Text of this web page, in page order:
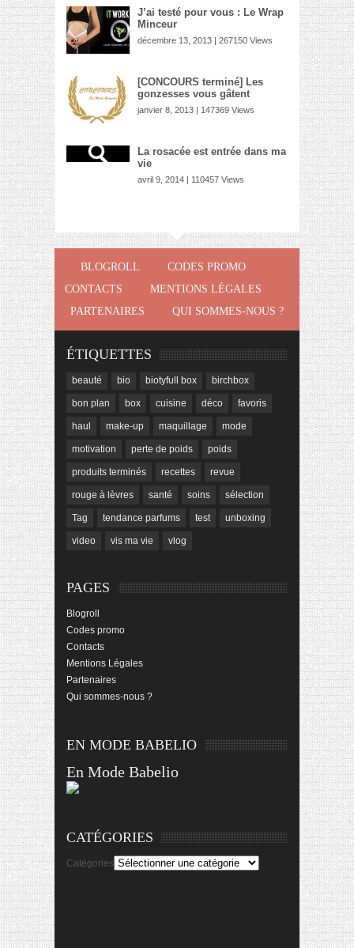
J’ai testé pour vous : Le Wrap
Minceur
décembre 13, 2013 | 267150 Views
[CONCOURS terminé] Les
gonzesses vous gâtent
janvier 8, 2013 | 147369 Views
La rosacée est entrée dans ma
vie
avril 9, 2014 | 110457 Views
BLOGROLL
CODES PROMO
CONTACTS
MENTIONS LÉGALES
PARTENAIRES
QUI SOMMES-NOUS ?
ÉTIQUETTES
beauté bio biotyfull box birchbox
bon plan box cuisine déco favoris
haul make-up maquillage mode
motivation perte de poids poids
produits terminés recettes revue
rouge à lèvres santé soins sélection
Tag tendance parfums test unboxing
video vis ma vie vlog
PAGES
Blogroll
Codes promo
Contacts
Mentions Légales
Partenaires
Qui sommes-nous ?
EN MODE BABELIO
En Mode Babelio
CATÉGORIES
Catégories